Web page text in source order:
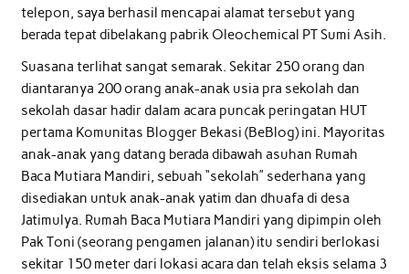
telepon, saya berhasil mencapai alamat tersebut yang
berada tepat dibelakang pabrik Oleochemical PT Sumi Asih.
Suasana terlihat sangat semarak. Sekitar 250 orang dan
diantaranya 200 orang anak-anak usia pra sekolah dan
sekolah dasar hadir dalam acara puncak peringatan HUT
pertama Komunitas Blogger Bekasi (BeBlog) ini. Mayoritas
anak-anak yang datang berada dibawah asuhan Rumah
Baca Mutiara Mandiri, sebuah “sekolah” sederhana yang
disediakan untuk anak-anak yatim dan dhuafa di desa
Jatimulya. Rumah Baca Mutiara Mandiri yang dipimpin oleh
Pak Toni (seorang pengamen jalanan) itu sendiri berlokasi
sekitar 150 meter dari lokasi acara dan telah eksis selama 3